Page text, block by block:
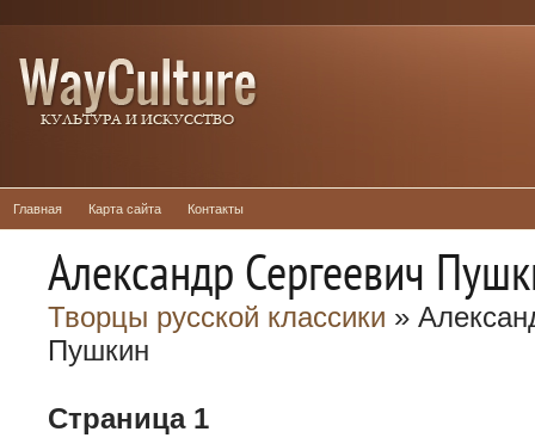
Главная Карта сайта Контакты
Александр Сергеевич
Творцы русской классики »
Пушкин
Страница 1